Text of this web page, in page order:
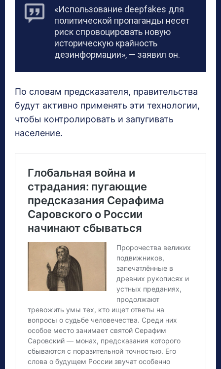
«Использование deepfakes для
политической пропаганды несет
риск спровоцировать новую
историческую крайность
дезинформации», — заявил он.
По словам предсказателя, правительства
будут активно применять эти технологии,
чтобы контролировать и запугивать
население.